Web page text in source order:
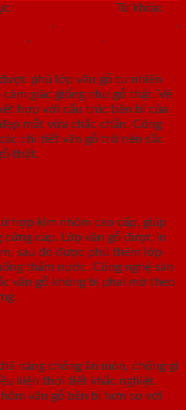
Từ khóa:
,
,
, ,
phủ lớp vân gỗ tự nhiên
giác giống như gỗ thật. Vẻ
hợp với cấu trúc bền bỉ của
mắt vừa chắc chắn. Công
chi tiết vân gỗ trở nên sắc
thật.
hợp kim nhôm cao cấp, giúp
cáp. Lớp vân gỗ được in
sau đó được phủ thêm lớp
thấm nước. Công nghệ sản
vân gỗ không bị phai mờ theo
năng chống ăn mòn, chống gỉ
kiện thời tiết khắc nghiệt.
vân gỗ bền bỉ hơn so với